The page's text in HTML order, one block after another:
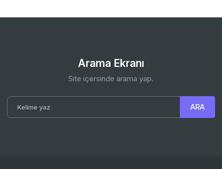
Arama Ekranı
Site içersinde arama yap.